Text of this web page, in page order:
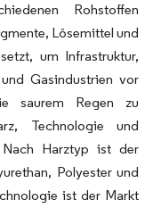
Rohstoffen
Lösemittel und
um Infrastruktur,
Gasindustrien vor
saurem Regen zu
Technologie und
Nach Harztyp ist der
Polyester und
ist der Markt